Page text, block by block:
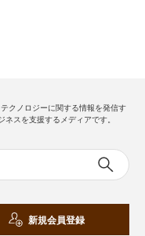
クノロジーに関する情報を発信す
ネスを支援するメディアです。
新規会員登録